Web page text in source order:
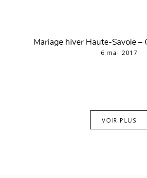
Mariage hiver Haute-Savoie –
6 mai 2017
VOIR PLUS